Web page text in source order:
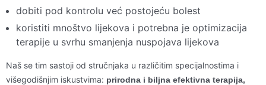
dobiti pod kontrolu već postojeću bolest
koristiti mnoštvo lijekova i potrebna je optimizacija
terapije u svrhu smanjenja nuspojava lijekova
Naš se tim sastoji od stručnjaka u različitim specijalnostima i
višegodišnjim iskustvima: prirodna i biljna efektivna terapija,